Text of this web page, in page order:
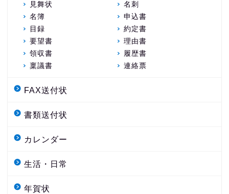
見舞状
名刺
名簿
申込書
目録
約定書
要望書
理由書
領収書
履歴書
稟議書
連絡票
FAX送付状
書類送付状
カレンダー
生活・日常
年賀状